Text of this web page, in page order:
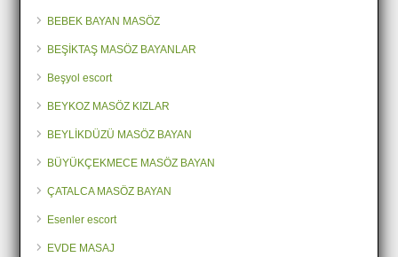
BEBEK BAYAN MASÖZ
BEŞİKTAŞ MASÖZ BAYANLAR
Beşyol escort
BEYKOZ MASÖZ KIZLAR
BEYLİKDÜZÜ MASÖZ BAYAN
BÜYÜKÇEKMECE MASÖZ BAYAN
ÇATALCA MASÖZ BAYAN
Esenler escort
EVDE MASAJ